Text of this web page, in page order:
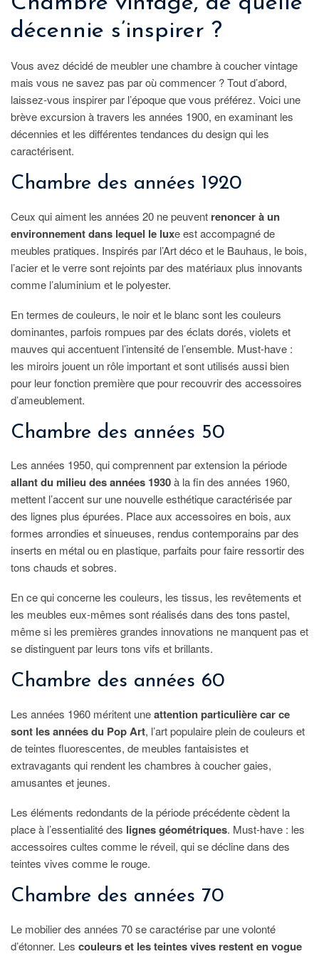
décennie s’inspirer ?
Vous avez décidé de meubler une chambre à coucher vintage
mais vous ne savez pas par où commencer ? Tout d’abord,
laissez-vous inspirer par l’époque que vous préférez. Voici une
brève excursion à travers les années 1900, en examinant les
décennies et les différentes tendances du design qui les
caractérisent.
Chambre des années 1920
Ceux qui aiment les années 20 ne peuvent renoncer à un
environnement dans lequel le luxe est accompagné de
meubles pratiques. Inspirés par l’Art déco et le Bauhaus, le bois,
l’acier et le verre sont rejoints par des matériaux plus innovants
comme l’aluminium et le polyester.
En termes de couleurs, le noir et le blanc sont les couleurs
dominantes, parfois rompues par des éclats dorés, violets et
mauves qui accentuent l’intensité de l’ensemble. Must-have :
les miroirs jouent un rôle important et sont utilisés aussi bien
pour leur fonction première que pour recouvrir des accessoires
d’ameublement.
Chambre des années 50
Les années 1950, qui comprennent par extension la période
allant du milieu des années 1930à la fin des années 1960,
mettent l’accent sur une nouvelle esthétique caractérisée par
des lignes plus épurées. Place aux accessoires en bois, aux
formes arrondies et sinueuses, rendus contemporains par des
inserts en métal ou en plastique, parfaits pour faire ressortir des
tons chauds et sobres.
En ce qui concerne les couleurs, les tissus, les revêtements et
les meubles eux-mêmes sont réalisés dans des tons pastel,
même si les premières grandes innovations ne manquent pas et
se distinguent par leurs tons vifs et brillants.
Chambre des années 60
Les années 1960 méritent uneattention particulière car ce
sont les années du Pop Art, l’art populaire plein de couleurs et
de teintes fluorescentes, de meubles fantaisistes et
extravagants qui rendent les chambres à coucher gaies,
amusantes et jeunes.
Les éléments redondants de la période précédente cèdent la
place à l’essentialité des lignes géométriques. Must-have : les
accessoires cultes comme le réveil, qui se décline dans des
teintes vives comme le rouge.
Chambre des années 70
Le mobilier des années 70 se caractérise par une volonté
d’étonner. Les couleurs et les teintes vives restent en vogue